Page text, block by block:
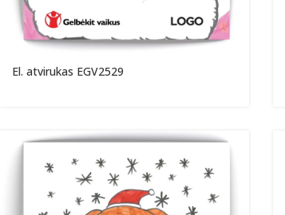
El. atvirukas EGV2529